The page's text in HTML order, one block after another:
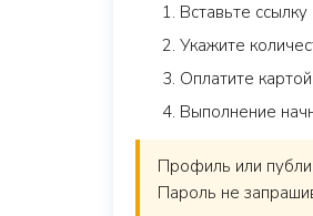
Вставьте
Укажите
Оплатите
Выполнение
Профиль или
Пароль не